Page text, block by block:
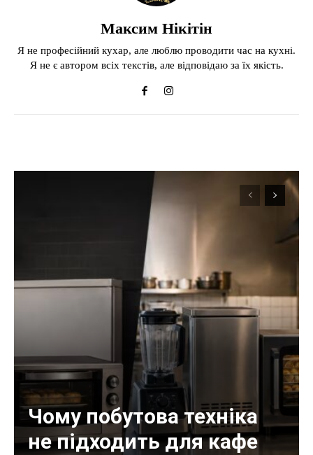
Максим Нікітін
Я не професійний кухар, але люблю проводити час на кухні.
Я не є автором всіх текстів, але відповідаю за їх якість.
Чому побутова техніка
не підходить для кафе